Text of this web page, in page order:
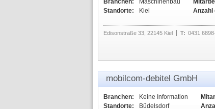
Branchen:
Maschinenbau
Standorte:
Kiel
Anzahl
Edisonstraße 33, 22145 Kiel T: 0431
mobilcom-debitel GmbH
Branchen:
Keine Information
Standorte:
Büdelsdorf